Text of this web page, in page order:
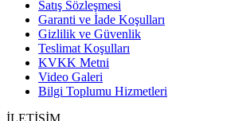
Satış Sözleşmesi
Garanti ve İade Koşulları
Gizlilik ve Güvenlik
Teslimat Koşulları
KVKK Metni
Video Galeri
Bilgi Toplumu Hizmetleri
İLETİŞİM